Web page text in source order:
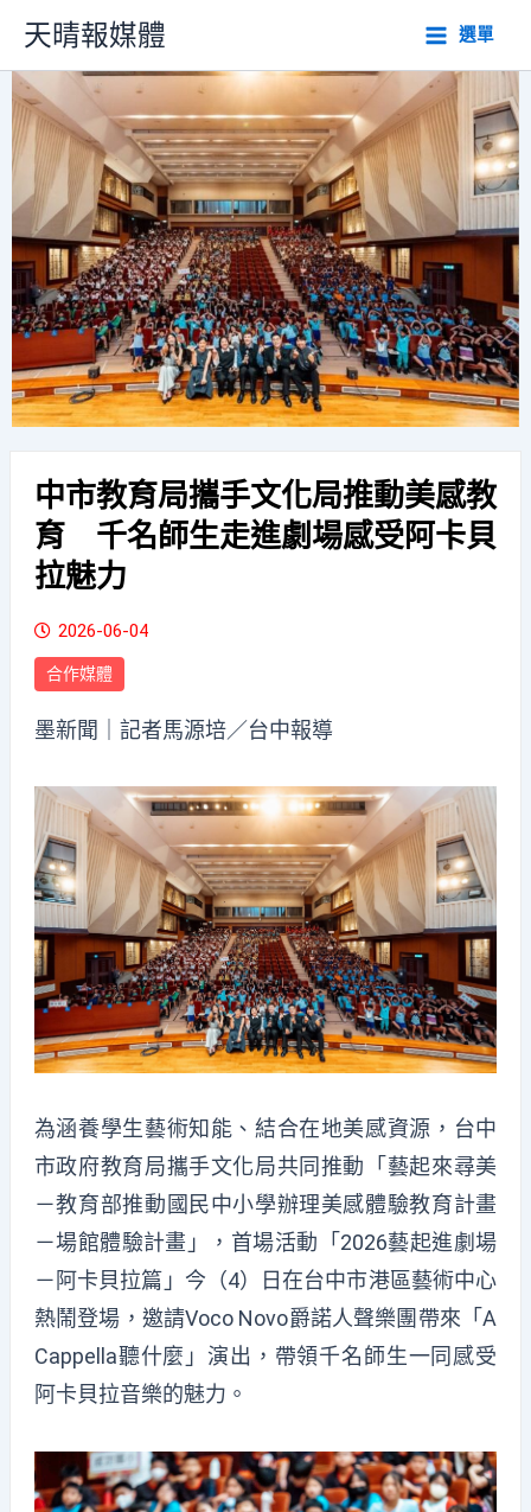
主
要
內
容
天晴報媒體 選單
中市教育局攜手文化局推動美感教
育 千名師生走進劇場感受阿卡貝
拉魅力
2026-06-04
合作媒體
墨新聞 ｜記者馬源培／台中報導
為涵養學生藝術知能、結合在地美感資源，台中
市政府教育局攜手文化局共同推動「藝起來尋美
－教育部推動國民中小學辦理美感體驗教育計畫
－場館體驗計畫」，首場活動「2026藝起進劇場
－阿卡貝拉篇」今（4）日在台中市港區藝術中心
熱鬧登場，邀請Voco Novo爵諾人聲樂團帶來「A
Cappella聽什麼」演出，帶領千名師生一同感受
阿卡貝拉音樂的魅力。